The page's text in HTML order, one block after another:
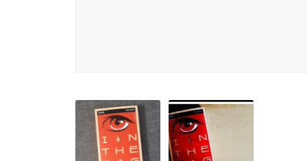
동시에 작가는 개인의 내면을 국가라는 거시 관
전쟁과 겹친다. 이데올로기가 얹히고, 권력 집단
다루면서도 현대사를 소환해내는 상징들을 곳곳에